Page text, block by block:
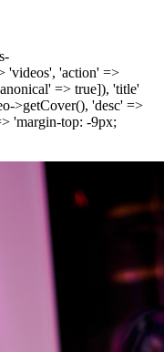
'videos', 'action' =>
=> true]), 'title'
>getCover(), 'desc' =>
'margin-top: -9px;